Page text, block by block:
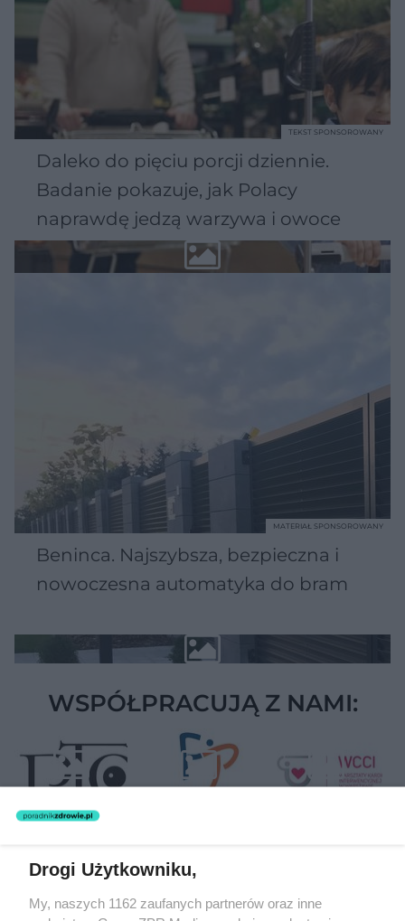
Daleko do pięciu porcji dziennie.
Badanie pokazuje, jak Polacy
naprawdę jedzą warzywa i owoce
TEKST SPONSOROWANY
Beninca. Najszybsza, bezpieczna i
nowoczesna automatyka do bram
MATERIAŁ SPONSOROWANY
WSPÓŁPRACUJĄ Z NAMI:
rozpowszechniany lub dalej rozpowszechniany w jakikolwiek sposób
Drogi Użytkowniku,
My, naszych 1162 zaufanych partnerów oraz inne